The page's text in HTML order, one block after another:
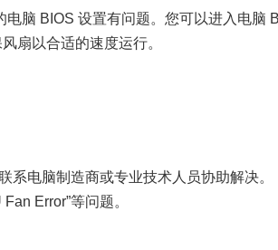
脑 BIOS 设置有问题。您可以进入电脑
扇以合适的速度运行。
系电脑制造商或专业技术人员协助解决。
Error”等问题。